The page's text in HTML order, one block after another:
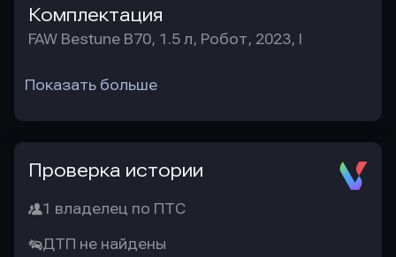
Комплектация
FAW Bestune B70, 1.5 л, Робот, 2023, I
Показать больше
Проверка истории
1 владелец по ПТС
ДТП не найдены